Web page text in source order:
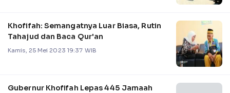
Khofifah: Semangatnya Luar Biasa, Rutin
Tahajud dan Baca Qur'an
Kamis, 25 Mei 2023 19:37 WIB
Gubernur Khofifah Lepas 445 Jamaah